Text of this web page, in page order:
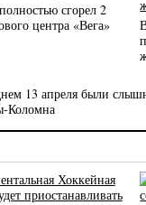
сгорел 2
центра «Вега»
13 апреля были
Коломна